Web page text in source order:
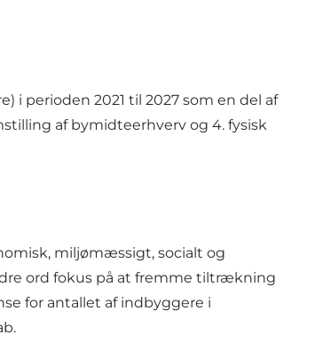
perioden 2021 til 2027 som en del af
af bymidteerhverv og 4. fysisk
miljømæssigt, socialt og
ord fokus på at fremme tiltrækning
for antallet af indbyggere i